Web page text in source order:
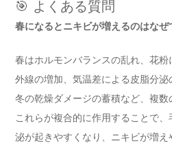
🎯 よくある質問
春になるとニキビが増えるのはなぜ
春はホルモンバランスの乱れ、花
外線の増加、気温差による皮脂分泌
冬の乾燥ダメージの蓄積など、複数
これらが複合的に作用することで
泌が起きやすくなり、ニキビが増